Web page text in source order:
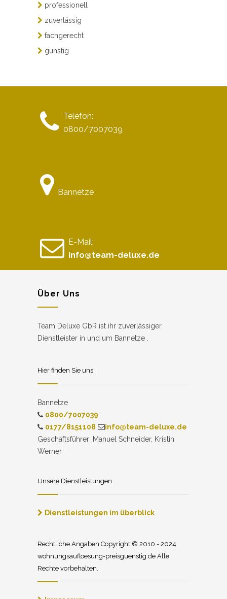
professionell
zuverlässig
fachgerecht
günstig
Telefon:
0800/7007039
Bannetze
E-Mail:
info@team-deluxe.de
Über Uns
Team Deluxe GbR ist ihr zuverlässiger
Dienstleister in und um Bannetze .
Hier finden Sie uns:
Bannetze
0800/7007039
0177/8151108
info@team-deluxe.de
Geschäftsführer: Manuel Schneider, Kristin
Werner
Unsere Dienstleistungen
Dienstleistungen im überblick
Rechtliche Angaben Copyright © 2010 - 2024
wohnungsaufloesung-preisguenstig.de Alle
Rechte vorbehalten.